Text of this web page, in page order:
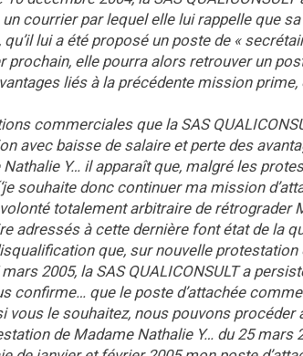
courrier par lequel elle lui rappelle que
lui a été proposé un poste de «
prochain, elle pourra alors retrouver un
liés à la précédente mission
commerciales que la SAS
avec baisse de salaire et perte des
Y… il apparaît que, malgré les
souhaite donc continuer ma mission
totalement arbitraire de rétrograder
adressés à cette dernière font état de la
que, sur nouvelle
2005, la SAS QUALICONSULT a
confirme… que le poste d’attachée
vous le souhaitez, nous pouvons
de Madame Nathalie Y… du 25 mars